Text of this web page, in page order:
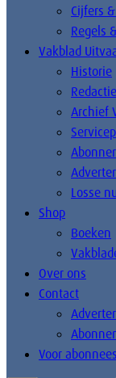
Cijfers
Regels
Vakblad
Historie
Archief
Losse
Shop
Boeken
Over ons
Contact
Voor abonnees